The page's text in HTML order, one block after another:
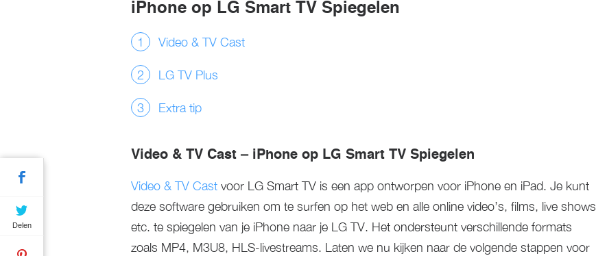
iPhone op LG Smart TV Spiegelen
Video & TV Cast
LG TV Plus
Extra tip
Video & TV Cast – iPhone op LG Smart TV Spiegelen
Video & TV Cast voor LG Smart TV is een app ontworpen voor iPhone en iPad. Je kunt
deze software gebruiken om te surfen op het web en alle online video’s, films, live shows
etc. te spiegelen van je iPhone naar je LG TV. Het ondersteunt verschillende formats
zoals MP4, M3U8, HLS-livestreams. Laten we nu kijken naar de volgende stappen voor
Delen